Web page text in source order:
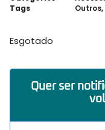
Tags
Outros,
Esgotado
Quer ser